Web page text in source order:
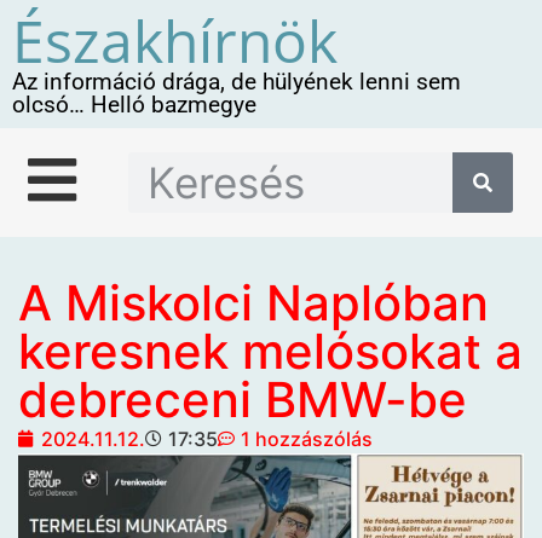
Északhírnök
Az információ drága, de hülyének lenni sem
olcsó… Helló bazmegye
A Miskolci Naplóban
keresnek melósokat a
debreceni BMW-be
2024.11.12. 17:35 1 hozzászólás